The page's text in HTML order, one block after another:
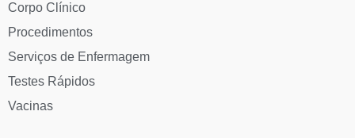
Corpo Clínico
Procedimentos
Serviços de Enfermagem
Testes Rápidos
Vacinas